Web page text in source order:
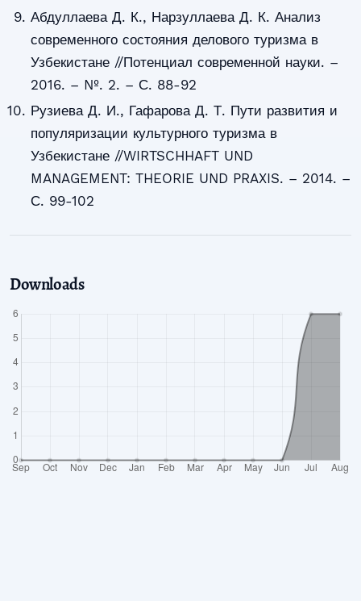
Абдуллаева Д. К., Нарзуллаева Д. К. Анализ
современного состояния делового туризма в
Узбекистане //Потенциал современной науки. –
2016. – №. 2. – С. 88-92
Рузиева Д. И., Гафарова Д. Т. Пути развития и
популяризации культурного туризма в
Узбекистане //WIRTSCHHAFT UND
MANAGEMENT: THEORIE UND PRAXIS. – 2014. –
С. 99-102
Downloads